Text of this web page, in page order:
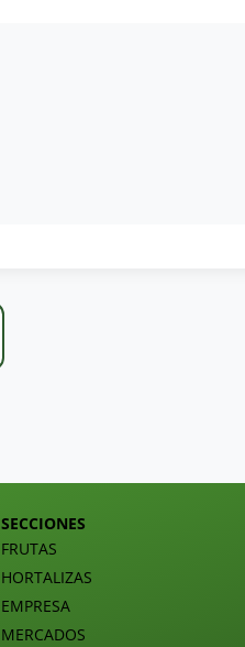
SECCIONES
FRUTAS
HORTALIZAS
EMPRESA
MERCADOS